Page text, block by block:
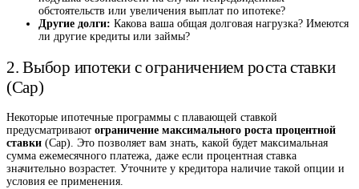
обстоятельств или увеличения выплат по ипотеке?
Другие долги: Какова ваша общая долговая нагрузка? Имеются
ли другие кредиты или займы?
2. Выбор ипотеки с ограничением роста ставки
(Cap)
Некоторые ипотечные программы с плавающей ставкой
предусматривают ограничение максимального роста процентной
ставки (Cap). Это позволяет вам знать, какой будет максимальная
сумма ежемесячного платежа, даже если процентная ставка
значительно возрастет. Уточните у кредитора наличие такой опции и
условия ее применения.